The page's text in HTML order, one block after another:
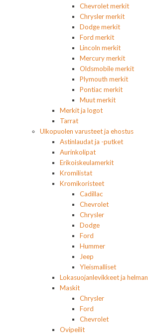
Chevrolet merkit
Chrysler merkit
Dodge merkit
Ford merkit
Lincoln merkit
Mercury merkit
Oldsmobile merkit
Plymouth merkit
Pontiac merkit
Muut merkit
Merkit ja logot
Tarrat
Ulkopuolen varusteet ja ehostus
Astinlaudat ja -putket
Aurinkolipat
Erikoiskeulamerkit
Kromilistat
Kromikoristeet
Cadillac
Chevrolet
Chrysler
Dodge
Ford
Hummer
Jeep
Yleismalliset
Lokasuojanlevikkeet ja
Maskit
Chrysler
Ford
Chevrolet
Ovipeilit